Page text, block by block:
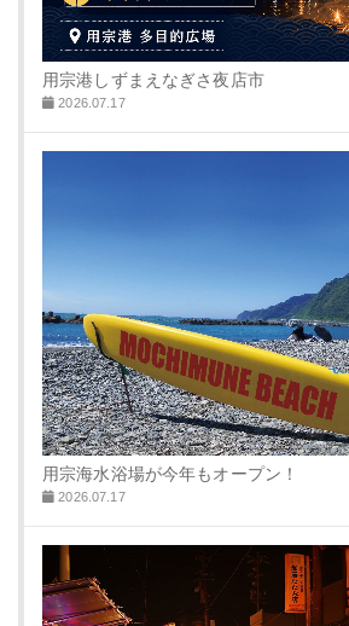
用宗港しずまえなぎさ夜店市
2026.07.17
用宗海水浴場が今年もオープン！
2026.07.17